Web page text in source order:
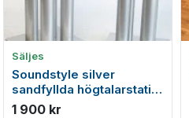
Säljes
Soundstyle silver
sandfyllda högtalarstativ
60 cm
1 900 kr